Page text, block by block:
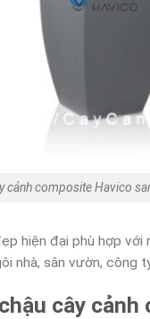
cảnh composite Havico
hiện đại phù hợp
nhà, sân vườn, công
cây cảnh